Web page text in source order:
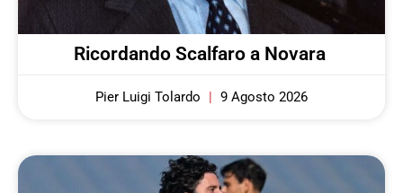
Ricordando Scalfaro a Novara
Pier Luigi Tolardo 9 Agosto 2026